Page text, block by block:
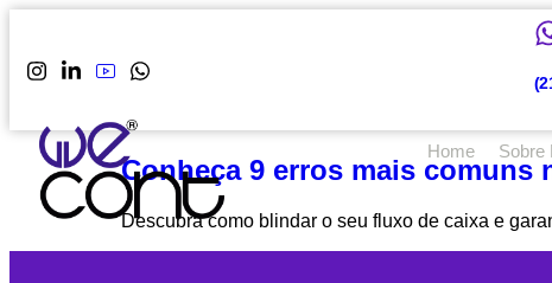
Home Sobre
Conheça 9 erros mais comuns
Descubra como blindar o seu fluxo de caixa e